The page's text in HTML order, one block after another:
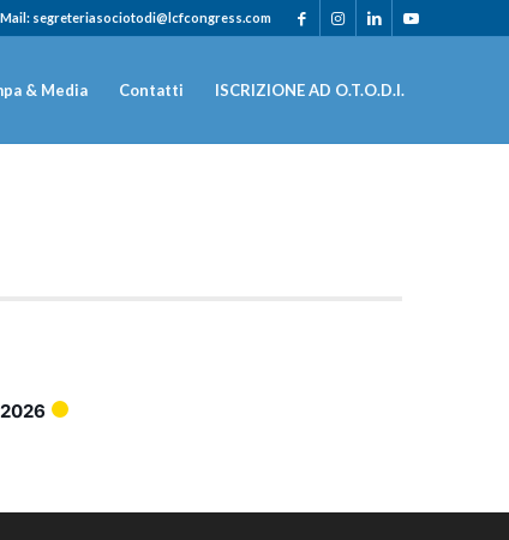
Mail: segreteriasociotodi@lcfcongress.com
& Media Contatti ISCRIZIONE AD O.T.O.D.I.
2026